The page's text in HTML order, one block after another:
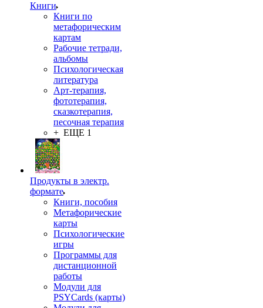
Книги
Книги по
метафорическим
картам
Рабочие тетради,
альбомы
Психологическая
литература
Арт-терапия,
фототерапия,
сказкотерапия,
песочная терапия
+ ЕЩЕ 1
Продукты в электр.
формате
Книги, пособия
Метафорические
карты
Психологические
игры
Программы для
дистанционной
работы
Модули для
PSYCards (карты)